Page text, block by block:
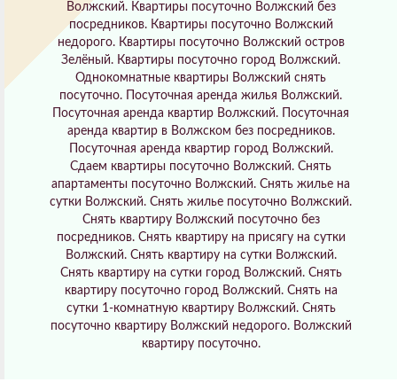
Волжский. Квартиры посуточно Волжский без
посредников. Квартиры посуточно Волжский
недорого. Квартиры посуточно Волжский остров
Зелёный. Квартиры посуточно город Волжский.
Однокомнатные квартиры Волжский снять
посуточно. Посуточная аренда жилья Волжский.
Посуточная аренда квартир Волжский. Посуточная
аренда квартир в Волжском без посредников.
Посуточная аренда квартир город Волжский.
Сдаем квартиры посуточно Волжский. Снять
апартаменты посуточно Волжский. Снять жилье на
сутки Волжский. Снять жилье посуточно Волжский.
Снять квартиру Волжский посуточно без
посредников. Снять квартиру на присягу на сутки
Волжский. Снять квартиру на сутки Волжский.
Снять квартиру на сутки город Волжский. Снять
квартиру посуточно город Волжский. Снять на
сутки 1-комнатную квартиру Волжский. Снять
посуточно квартиру Волжский недорого. Волжский
квартиру посуточно.